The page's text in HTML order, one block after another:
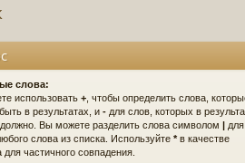
слова:
использовать + , чтобы определить слова,
в результатах, и - для слов, которых в
Вы можете разделить слова символом | для
слова из списка. Используйте *в качестве
частичного совпадения.